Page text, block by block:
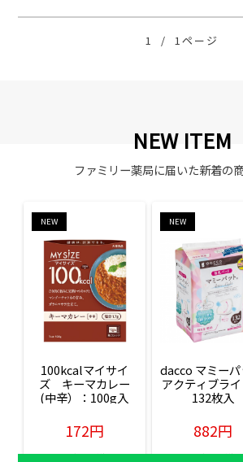
1 / 1ページ
NEW ITEM
ファミリー薬局に届いた新着の商
NEW
100kcalマイサイ
ズ　キーマカレー
(中辛）：100g入
172円
販売価格(税込)
NEW
dacco マミーパ
アクティブライ
132枚入
882円
販売価格(税込)